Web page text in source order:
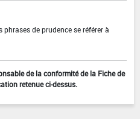
de prudence se référer à
de la conformité de la Fiche de
retenue ci-dessus.